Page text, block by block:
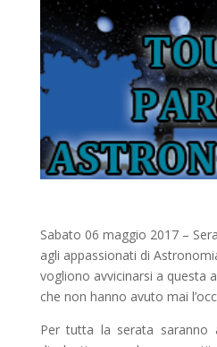
Sabato 06 maggio 2017 –
agli appassionati di
vogliono avvicinarsi a questa
che non hanno avuto mai
Per tutta la serata saranno